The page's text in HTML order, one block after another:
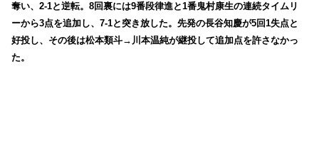
奪い、2-1と逆転。8回裏には9番段律進と1番鬼村康生の連続タイムリ
ーから3点を追加し、7-1と突き放した。先発の長谷知慶が5回1失点と
好投し、その後は松本類斗→川本温純が継投して追加点を許さなかっ
た。